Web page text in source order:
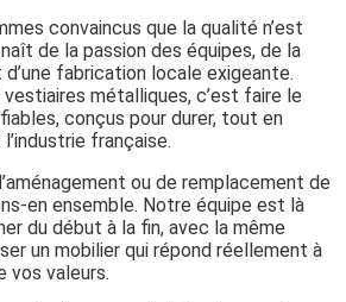
convaincus que la qualité n’est
de la passion des équipes, de la
fabrication locale exigeante.
métalliques, c’est faire le
conçus pour durer, tout en
française.
ou de remplacement de
en ensemble. Notre équipe est là
du début à la fin, avec la même
un mobilier qui répond réellement à
vos valeurs.